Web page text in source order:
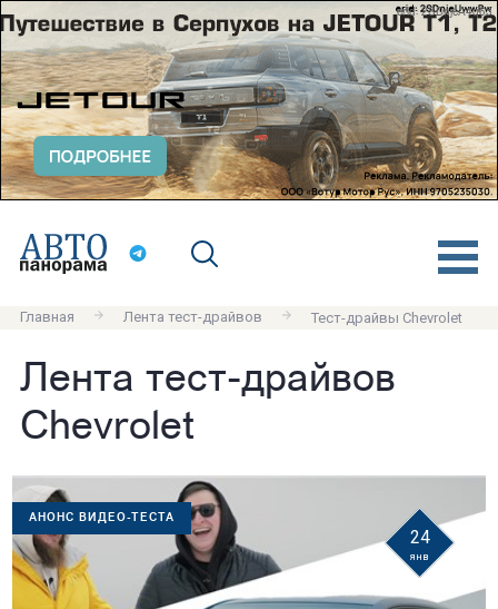
erid: 2SDnjeA4q63
Главная Лента тест-драйвов Тест-драйвы Chevrolet
Лента тест-драйвов
Chevrolet
АНОНС ВИДЕО-ТЕСТА
24
янв